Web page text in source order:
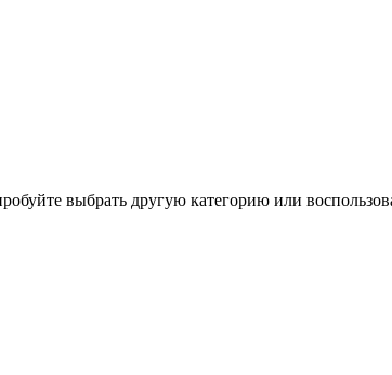
выбрать другую категорию или